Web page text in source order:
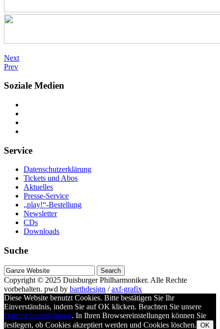
Next
Prev
Soziale Medien
Service
Datenschutzerklärung
Tickets und Abos
Aktuelles
Presse-Service
„play!“-Bestellung
Newsletter
CDs
Downloads
Suche
Suche
nach
Copyright © 2025 Duisburger Philharmoniker. Alle Rechte
vorbehalten. pwd by barthdesign /axf-grafix
Diese Website benutzt Cookies. Bitte bestätigen Sie Ihr
Einverständnis, indem Sie auf OK klicken. Beachten Sie unsere
Datenschutzerklärung. In Ihren Browsereinstellungen können Sie
festlegen, ob Cookies akzeptiert werden und Cookies löschen. OK